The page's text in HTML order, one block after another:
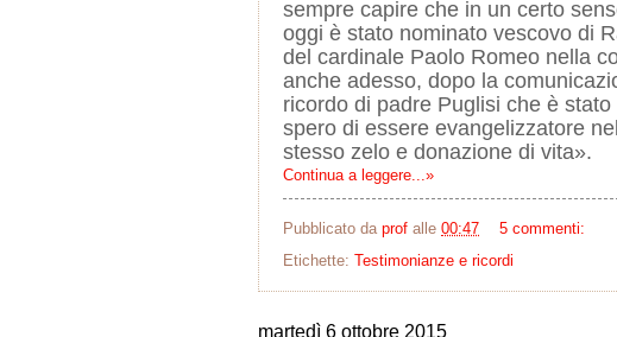
sempre capire che in un certo
oggi è stato nominato vescovo di
del cardinale Paolo Romeo nella
anche adesso, dopo la
ricordo di padre Puglisi che è
spero di essere evangelizzatore
stesso zelo e donazione di vita».
Continua a leggere...»
Pubblicato da prof alle 00:47
5 commenti:
Etichette: Testimonianze e ricordi
martedì 6 ottobre 2015